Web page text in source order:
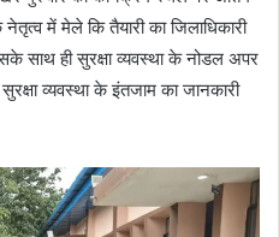
में मेले कि तैयारी का जिलाधिकारी
साथ ही सुरक्षा व्यवस्था के नोडल अपर
व्यवस्था के इंतजाम का जानकारी